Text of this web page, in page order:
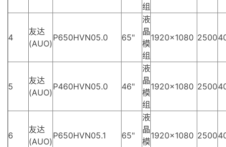
组
4
友达
(AUO)
P650HVN05.0 65"
液
晶
模
组
1920×1080 2500
5
友达
(AUO)
P460HVN05.0 46"
液
晶
模
组
1920×1080 2500
6
友达
(AUO)
P650HVN05.1 65"
液
晶
模
1920×1080 2500